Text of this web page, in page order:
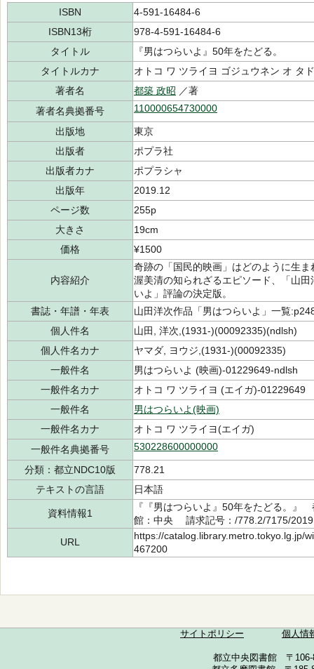
ISBN
4-591-16484-6
ISBN13桁
978-4-591-16484-6
タイトル
『男はつらいよ』50年をたどる。
タイトルカナ
オトコ ワ ツライヨ ゴジュウネン オ タ
著者名
都築 政昭 ／著
著者名典拠番号
110000654730000
出版地
東京
出版者
ポプラ社
出版者カナ
ポプラシャ
出版年
2019.12
ページ数
255p
大きさ
19cm
価格
¥1500
内容紹介
奇跡の「国民的映画」はどのように生
渥美清の知られざるエピソード、「山
いよ」評論の決定版。
書誌・年譜・年表
山田洋次作品「男はつらいよ」一覧
個人件名
山田, 洋次,(1931-)(00092335)(ndlsh)
個人件名カナ
ヤマダ, ヨウジ,(1931-)(00092335)
一般件名
男はつらいよ (映画)-01229649-ndlsh
一般件名カナ
オトコ ワ ツライヨ (エイガ)-01229649
一般件名
男はつらいよ(映画)
一般件名カナ
オトコ ワ ツライヨ(エイガ)
一般件名典拠番号
530228600000000
分類：都立NDC10版
778.21
テキストの言語
日本語
資料情報1
『『男はつらいよ』50年をたどる。
館：中央 請求記号：/778.2/7175/
URL
https://catalog.library.metro.tokyo.lg.jp/
467200
サイトポリシー 個人情
都立中央図書館 〒